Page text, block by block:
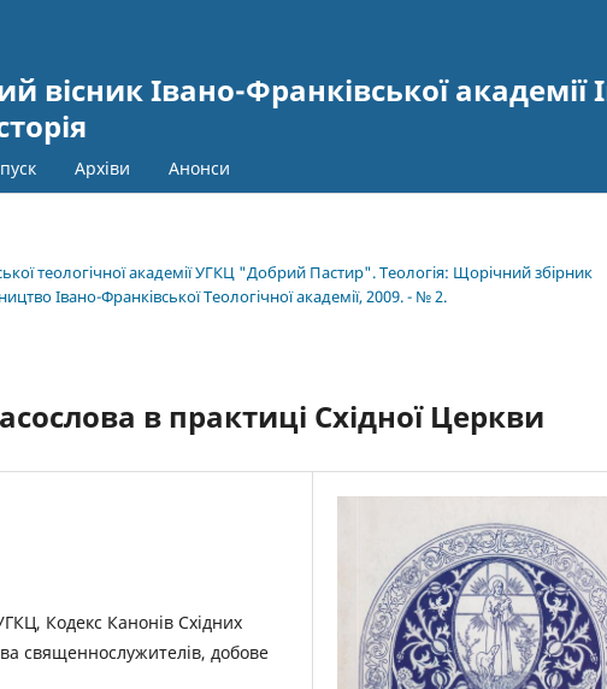
вісник Івано-Франківської академії
Архіви Анонси
теологічної академії УГКЦ "Добрий Пастир". Теологія: Щорічний збірник
Івано-Франківської Теологічної академії, 2009. - № 2.
в практиці Східної Церкви
Кодекс Канонів Східних
священнослужителів, добове